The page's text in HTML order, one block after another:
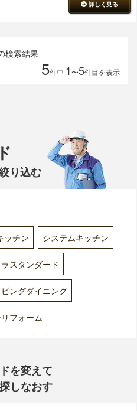
詳しく見る
検索結果
5件中 1〜5件目を表示
り込む
ッチン システムキッチン
スタンダード
ビングダイニング
フォーム
を変えて
しなおす